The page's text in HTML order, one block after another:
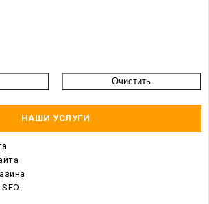
НАШИ УСЛУГИ